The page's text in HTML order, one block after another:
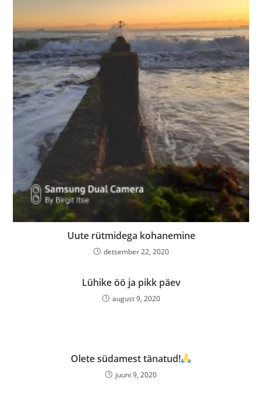
Uute rütmidega kohanemine
detsember 22, 2020
Lühike öö ja pikk päev
august 9, 2020
Olete südamest tänatud!
juuni 9, 2020